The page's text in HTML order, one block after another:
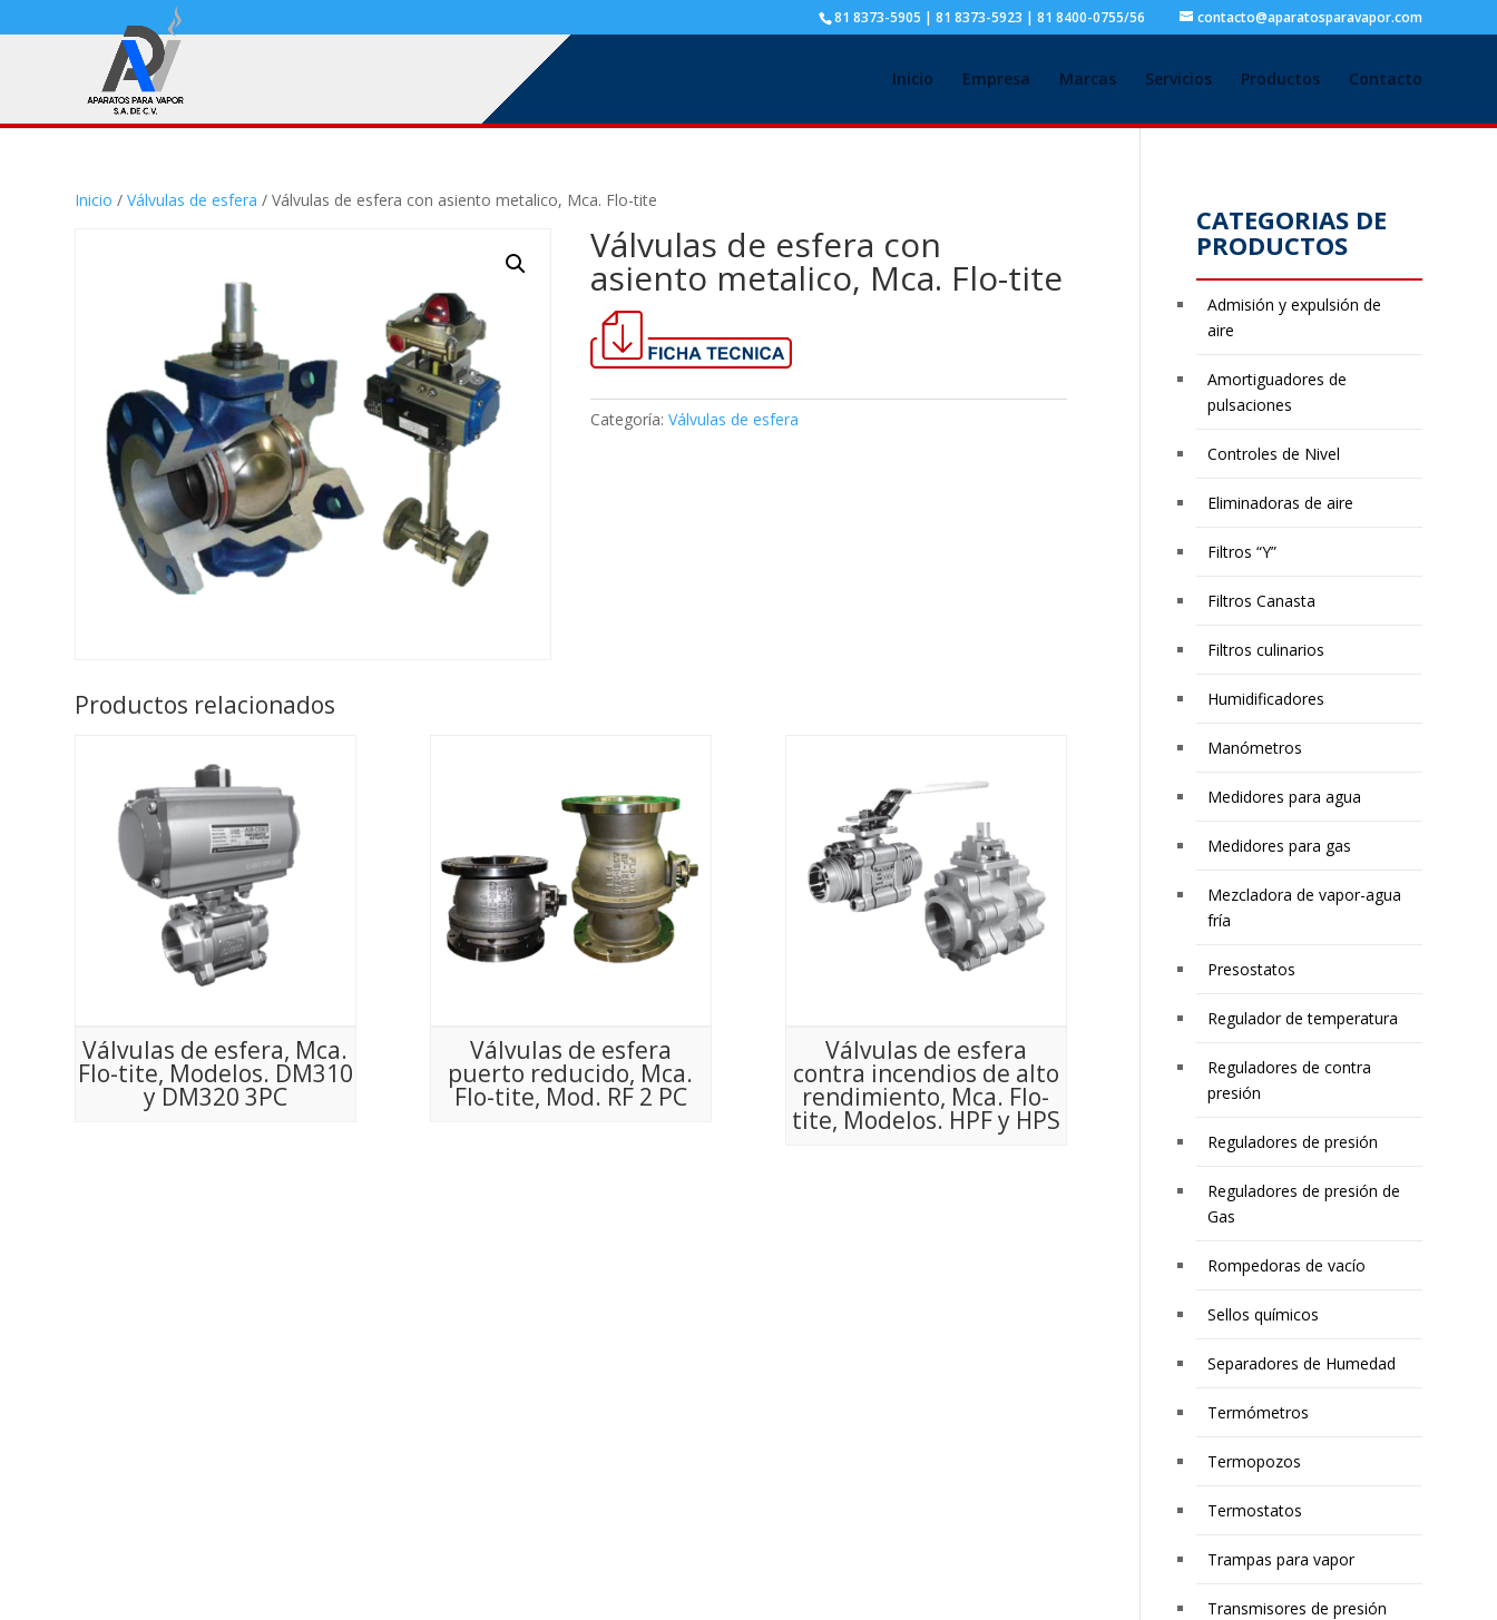
81 8373-5905 | 81 8373-5923 | 81 8400-0755/56 contacto@aparatosparavapor.com
Inicio Empresa Marcas Servicios Productos Contacto
Inicio /Válvulas de esfera / Válvulas de esfera con asiento metalico, Mca. Flo-tite
Válvulas de esfera con
asiento metalico, Mca. Flo-tite
Categoría:Válvulas de esfera
Productos relacionados
Válvulas de esfera, Mca.
Flo-tite, Modelos. DM310
y DM320 3PC
Válvulas de esfera
puerto reducido, Mca.
Flo-tite, Mod. RF 2 PC
Válvulas de esfera
contra incendios de alto
rendimiento, Mca. Flo-
tite, Modelos. HPF y HPS
CATEGORIAS DE
PRODUCTOS
Admisión y expulsión de
aire
Amortiguadores de
pulsaciones
Controles de Nivel
Eliminadoras de aire
Filtros “Y”
Filtros Canasta
Filtros culinarios
Humidificadores
Manómetros
Medidores para agua
Medidores para gas
Mezcladora de vapor-agua
fría
Presostatos
Regulador de temperatura
Reguladores de contra
presión
Reguladores de presión
Reguladores de presión de
Gas
Rompedoras de vacío
Sellos químicos
Separadores de Humedad
Termómetros
Termopozos
Termostatos
Trampas para vapor
Transmisores de presión